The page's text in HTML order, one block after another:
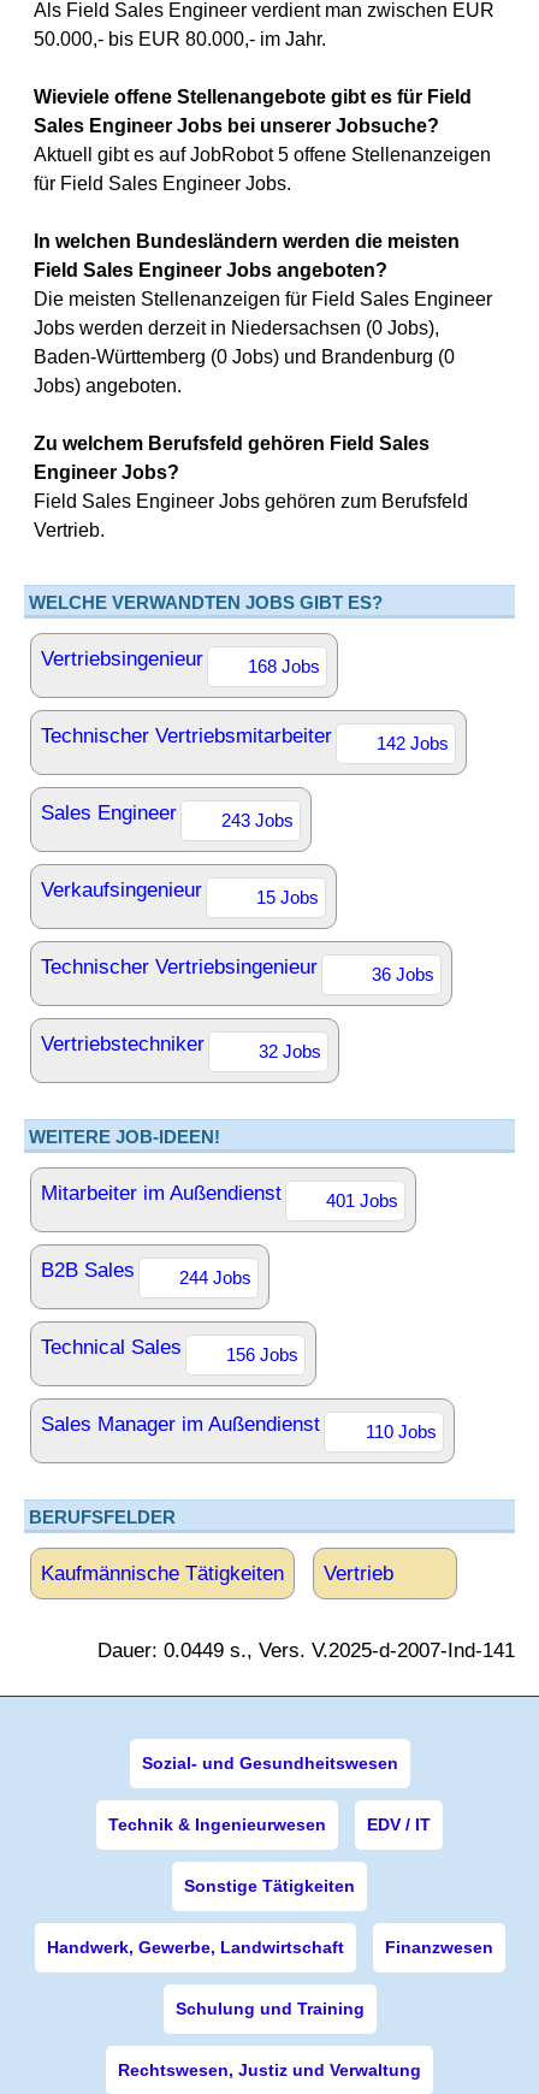
Als Field Sales Engineer verdient man zwischen EUR
50.000,- bis EUR 80.000,- im Jahr.
Wieviele offene Stellenangebote gibt es für Field
Sales Engineer Jobs bei unserer Jobsuche?
Aktuell gibt es auf JobRobot 5 offene Stellenanzeigen
für Field Sales Engineer Jobs.
In welchen Bundesländern werden die meisten
Field Sales Engineer Jobs angeboten?
Die meisten Stellenanzeigen für Field Sales Engineer
Jobs werden derzeit in Niedersachsen (0 Jobs),
Baden-Württemberg (0 Jobs) und Brandenburg (0
Jobs) angeboten.
Zu welchem Berufsfeld gehören Field Sales
Engineer Jobs?
Field Sales Engineer Jobs gehören zum Berufsfeld
Vertrieb.
WELCHE VERWANDTEN JOBS GIBT ES?
Vertriebsingenieur 168 Jobs
Technischer Vertriebsmitarbeiter 142 Jobs
Sales Engineer 243 Jobs
Verkaufsingenieur 15 Jobs
Technischer Vertriebsingenieur 36 Jobs
Vertriebstechniker 32 Jobs
WEITERE JOB-IDEEN!
Mitarbeiter im Außendienst 401 Jobs
B2B Sales 244 Jobs
Technical Sales 156 Jobs
Sales Manager im Außendienst 110 Jobs
BERUFSFELDER
Kaufmännische Tätigkeiten Vertrieb
Dauer: 0.0449 s., Vers. V.2025-d-2007-Ind-141
Sozial- und Gesundheitswesen
Technik & Ingenieurwesen EDV / IT
Sonstige Tätigkeiten
Handwerk, Gewerbe, Landwirtschaft Finanzwesen
Schulung und Training
Rechtswesen, Justiz und Verwaltung